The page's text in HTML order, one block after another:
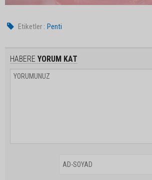
Etiketler : Penti
HABERE YORUM KAT